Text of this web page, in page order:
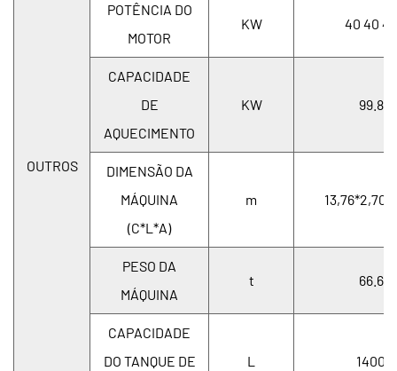
OUTROS
POTÊNCIA DO
MOTOR
KW 40 40 40
CAPACIDADE
DE
AQUECIMENTO
KW 99.8
DIMENSÃO DA
MÁQUINA
(C*L*A)
m
PESO DA
MÁQUINA
t 66.6
CAPACIDADE
DO TANQUE DE
L 1400